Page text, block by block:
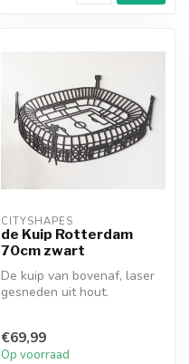
CITYSHAPES
de Kuip Rotterdam
70cm zwart
De kuip van bovenaf, laser
gesneden uit hout.
€69,99
Op voorraad